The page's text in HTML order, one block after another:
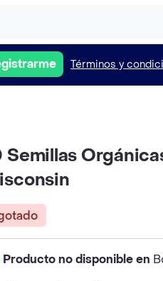
Términos y
Semillas
Producto no disponible en